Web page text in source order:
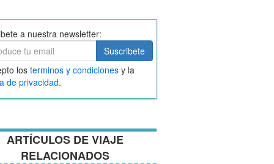
a nuestra newsletter:
Suscribete
los terminos y condiciones y la
de privacidad.
ARTÍCULOS DE VIAJE
RELACIONADOS